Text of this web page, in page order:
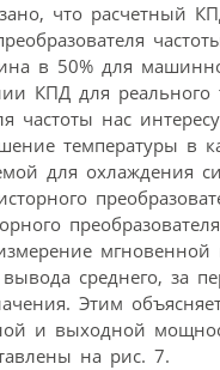
что расчетный
в 50% для
КПД для реального
частоты нас
температуры в
для охлаждения
среднего, за
Этим
и выходной
на рис. 7.